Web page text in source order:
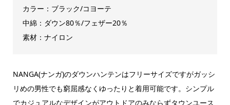
カラー：ブラック/コヨーテ
中綿：ダウン80％/フェザー20％
素材：ナイロン
NANGA(ナンガ)のダウンハンテンはフリーサイズですがガッシ
リめの男性でも窮屈感なくゆったりと着用可能です。シンプル
でカジュアルなデザインがアウトドアのみならずタウンユース